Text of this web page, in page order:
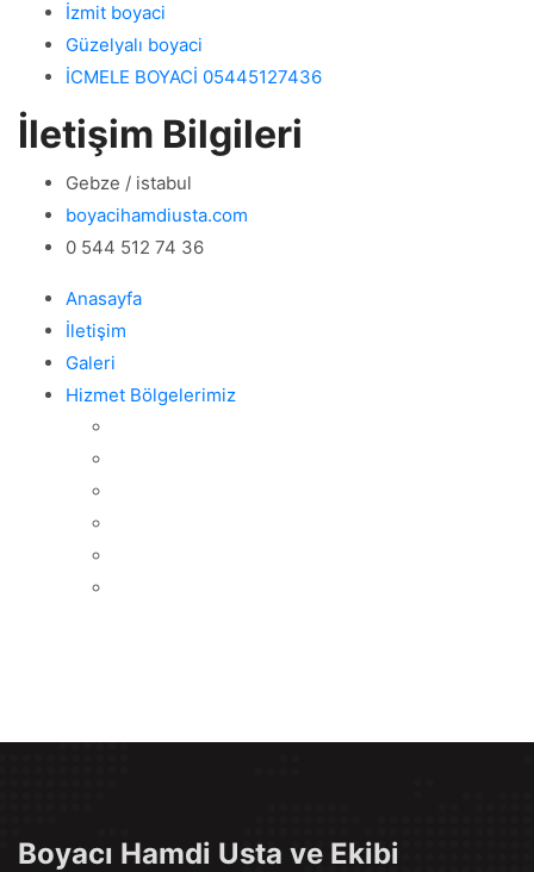
İzmit boyaci
Güzelyalı boyaci
İCMELE BOYACİ 05445127436
İletişim Bilgileri
Gebze / istabul
boyacihamdiusta.com
0 544 512 74 36
Anasayfa
İletişim
Galeri
Hizmet Bölgelerimiz
Boyacı Hamdi Usta ve Ekibi